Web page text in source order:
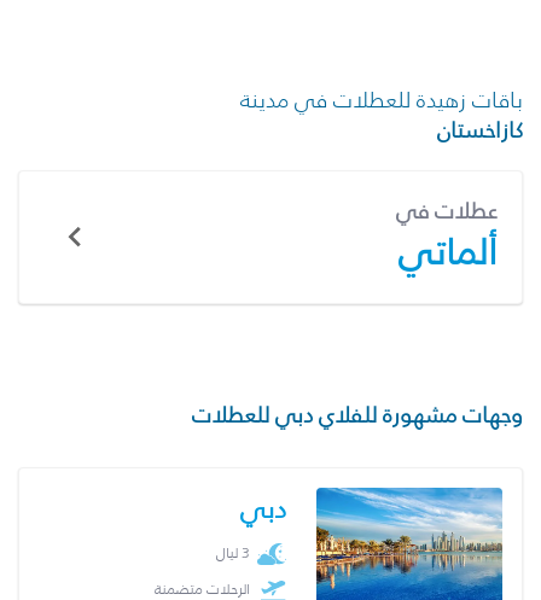
باقات زهيدة للعطلات في مدينة
كازاخستان
عطلات في
ألماتي
وجهات مشهورة للفلاي دبي للعطلات
دبي
3 ليال
الرحلات متضمنة